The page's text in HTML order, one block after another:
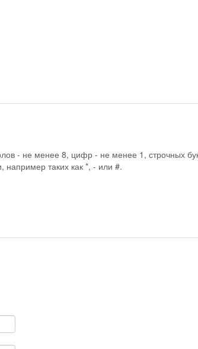
- не менее 8, цифр - не менее 1, строчных
таких как *, - или #.